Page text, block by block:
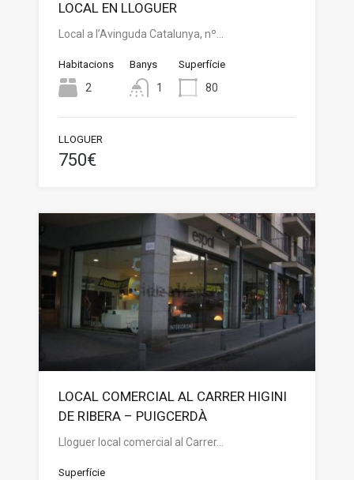
LOCAL EN LLOGUER
Local a l’Avinguda Catalunya, nº…
Habitacions
2
Banys
1
Superfície
80
LLOGUER
750€
LOCAL COMERCIAL AL CARRER HIGINI
DE RIBERA – PUIGCERDÀ
Lloguer local comercial al Carrer…
Superfície